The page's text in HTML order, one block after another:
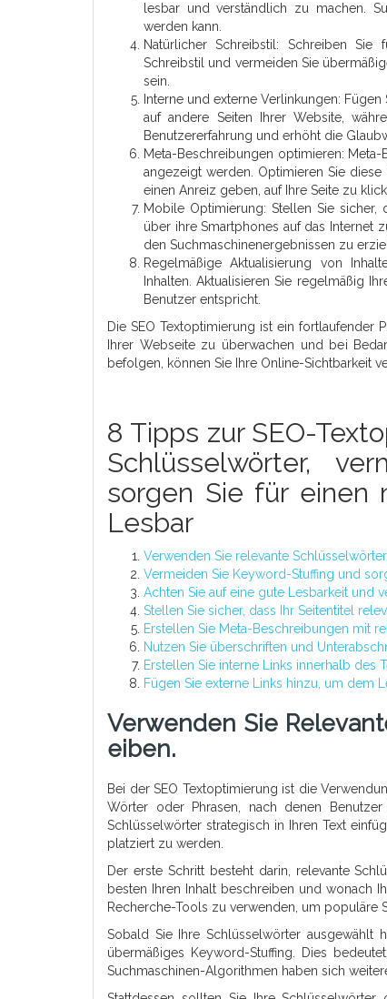
lesbar und verständlich zu machen.
werden kann.
Natürlicher Schreibstil: Schreiben Sie
Schreibstil und vermeiden Sie
sein.
Interne und externe Verlinkungen:
auf andere Seiten Ihrer Website,
Benutzererfahrung und erhöht die
Meta-Beschreibungen optimieren:
angezeigt werden. Optimieren Sie
einen Anreiz geben, auf Ihre Seite zu
Mobile Optimierung: Stellen Sie
über ihre Smartphones auf das Internet
den Suchmaschinenergebnissen zu
Regelmäßige Aktualisierung von
Inhalten. Aktualisieren Sie regelmäßig
Benutzer entspricht.
Die SEO Textoptimierung ist ein fortlaufender
Ihrer Webseite zu überwachen und bei
befolgen, können Sie Ihre Online-Sichtbarkeit
8 Tipps zur SEO-
Schlüsselwörter,
sorgen Sie für einen
Lesbar
Verwenden Sie relevante
Vermeiden Sie Keyword-Stuffing und
Achten Sie auf eine gute Lesbarkeit und
Stellen Sie sicher, dass Ihr Seitentitel
Erstellen Sie Meta-Beschreibungen mit
Nutzen Sie überschriften und
Erstellen Sie interne Links innerhalb des
Fügen Sie externe Links hinzu, um dem
Verwenden Sie
Eiben.
Bei der SEO Textoptimierung ist die
Wörter oder Phrasen, nach denen
Schlüsselwörter strategisch in Ihren Text
platziert zu werden.
Der erste Schritt besteht darin, relevante
besten Ihren Inhalt beschreiben und wonach
Recherche-Tools zu verwenden, um populäre
Sobald Sie Ihre Schlüsselwörter ausgewählt
übermäßiges Keyword-Stuffing. Dies
Suchmaschinen-Algorithmen haben sich